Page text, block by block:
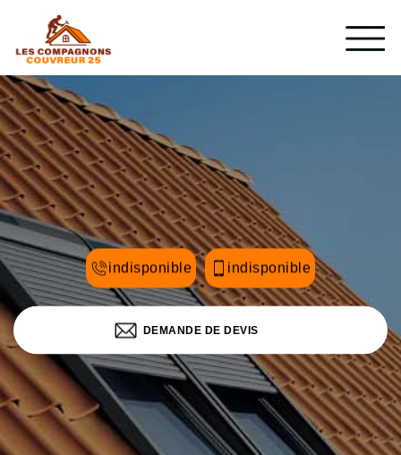
indisponible indisponible
DEMANDE DE DEVIS